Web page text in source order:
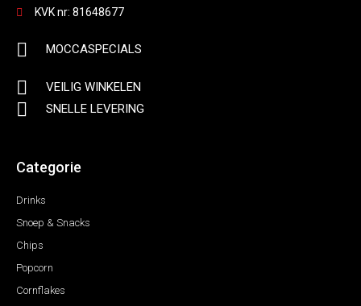
KVK nr: 81648677
MOCCASPECIALS
VEILIG WINKELEN
SNELLE LEVERING
Categorie
Drinks
Snoep & Snacks
Chips
Popcorn
Cornflakes